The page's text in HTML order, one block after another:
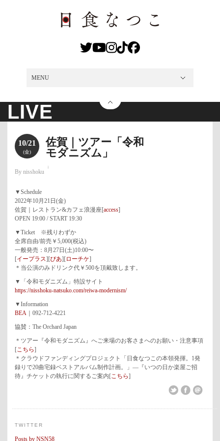
MENU
LIVE
10/21
(金)
佐賀｜ツアー「令和
モダニズム」
By nisshoku
▼Schedule
2022年10月21日(金)
佐賀｜レストラン&カフェ浪漫座[access]
OPEN 19:00 / START 19:30
▼Ticket ※残りわずか
全席自由/前売￥5,000(税込)
一般発売：8月27日(土)10:00〜
[イープラス][ぴあ][ローチケ]
＊当公演のみドリンク代￥500を頂戴致します。
▼「令和モダニズム」特設サイト
https://nisshoku-natsuko.com/reiwa-modernism/
▼Information
BEA ｜092-712-4221
協賛：The Orchard Japan
＊ツアー『令和モダニズム』へご来場のお客さまへのお願い・注意事項
[こちら]
＊クラウドファンディングプロジェクト「日食なつこの本領発揮。1発
録りで20曲宅録ベストアルバム制作計画。」―『いつの日か楽屋ご招
待』チケットの執行に関するご案内[こちら]
TWITTER
Posts by NSN58